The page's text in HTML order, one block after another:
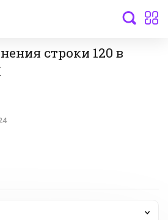
строки 120 в